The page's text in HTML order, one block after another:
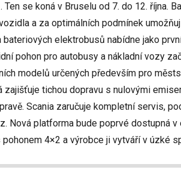
Ten se koná v Bruselu od 7. do 12. října.
a za optimálních podmínek
bateriových elektrobusů nabídne jako
pohon pro autobusy a nákladní vozy
modelů určených především pro
zajišťuje tichou dopravu s nulovými
Scania zaručuje kompletní servis,
Nová platforma bude poprvé dostupná
4×2 a výrobce ji vytváří v úzké